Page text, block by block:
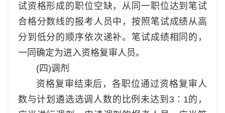
试资格形成的职位空缺，从同一职位达到笔试
合格分数线的报考人员中，按照笔试成绩从高
分到低分的顺序依次递补。笔试成绩相同的，
一同确定为进入资格复审人员。
(四)调剂
资格复审结束后，各职位通过资格复审人
数与计划遴选选调人数的比例未达到3∶1的，